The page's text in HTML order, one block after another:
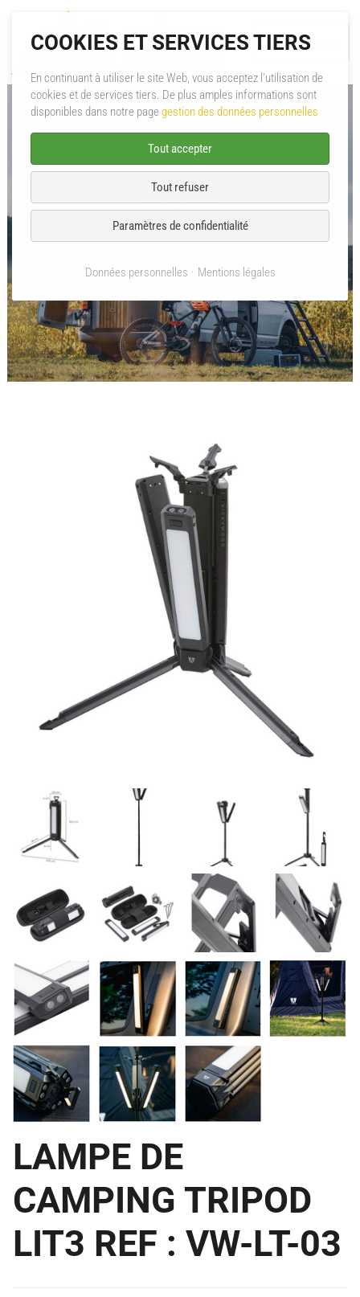
Menu
A propos
Pièces & Accessoires
SAV
Contact
DÉTAIL TENTE DE
TOIT
Lampe de camping Tripod LIT3 REF : VW-LT-03
LAMPE DE
CAMPING TRIPOD
LIT3 REF : VW-LT-03
COOKIES ET SERVICES TIERS
En continuant à utiliser le site Web, vous acceptez l'utilisation de
cookies et de services tiers. De plus amples informations sont
disponibles dans notre pagegestion des données personnelles
Tout accepter
Tout refuser
Paramètres de confidentialité
Données personnelles Mentions légales